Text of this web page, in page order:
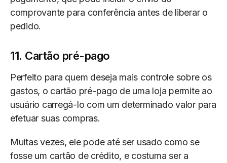
comprovante para conferência antes de liberar o
pedido.
11. Cartão pré-pago
Perfeito para quem deseja mais controle sobre os
gastos, o cartão pré-pago de uma loja permite ao
usuário carregá-lo com um determinado valor para
efetuar suas compras.
Muitas vezes, ele pode até ser usado como se
fosse um cartão de crédito, e costuma ser a